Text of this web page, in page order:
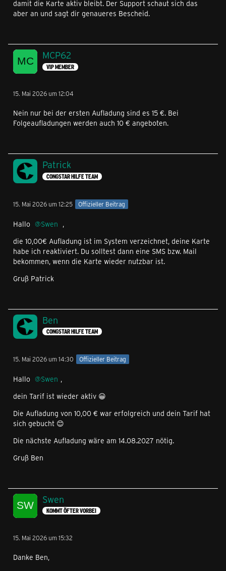
damit die Karte aktiv bleibt. Der Support schaut sich das
aber an und sagt dir genaueres Bescheid.
MCP62
VIP MEMBER
15. Mai 2026 um 12:04
Nein nur bei der ersten Aufladung sind es 15 €. Bei
Folgeaufladungen werden auch 10 € angeboten.
Patrick
CONGSTAR HILFE TEAM
15. Mai 2026 um 12:25 Offizieller Beitrag
Hallo Swen ,
die 10,00€ Aufladung ist im System verzeichnet, deine Karte
habe ich reaktiviert. Du solltest dann eine SMS bzw. Mail
bekommen, wenn die Karte wieder nutzbar ist.
Gruß Patrick
Ben
CONGSTAR HILFE TEAM
15. Mai 2026 um 14:30 Offizieller Beitrag
Hallo Swen ,
dein Tarif ist wieder aktiv 😀
Die Aufladung von 10,00 € war erfolgreich und dein Tarif hat
sich gebucht 😊
Die nächste Aufladung wäre am 14.08.2027 nötig.
Gruß Ben
Swen
KOMMT ÖFTER VORBEI
15. Mai 2026 um 15:32
Danke Ben,